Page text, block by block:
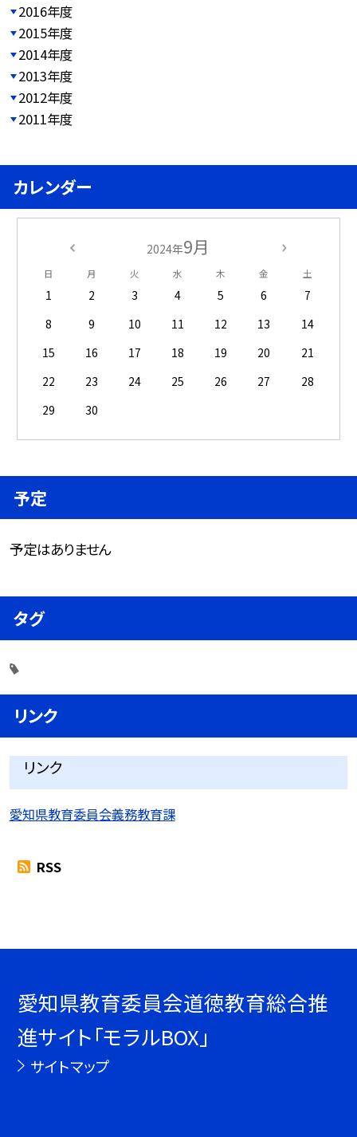
2016年度
2015年度
2014年度
2013年度
2012年度
2011年度
カレンダー
2024年9月
日 月 火 水 木 金 土
1 2 3 4 5 6
7
8
9 10 11 12 13
14
15
16 17 18 19 20
21
22
23 24 25 26 27
28
29
30
予定
予定はありません
タグ
リンク
リンク
愛知県教育委員会義務教育課
RSS
愛知県教育委員会道徳教育総合推
進サイト「モラルBOX」
サイトマップ